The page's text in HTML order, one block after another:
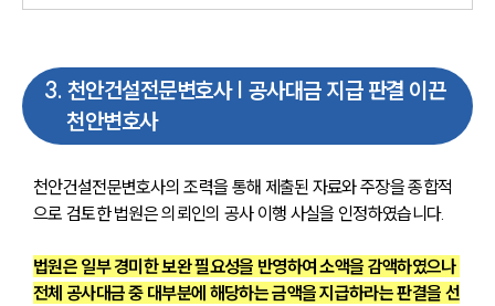
3. 천안건설전문변호사 | 공사대금 지급 판결 이끈
천안변호사
천안건설전문변호사의 조력을 통해 제출된 자료와 주장을 종합적
으로 검토한 법원은 의뢰인의 공사 이행 사실을 인정하였습니다.
법원은 일부 경미한 보완 필요성을 반영하여 소액을 감액하였으나
전체 공사대금 중 대부분에 해당하는 금액을 지급하라는 판결을 선